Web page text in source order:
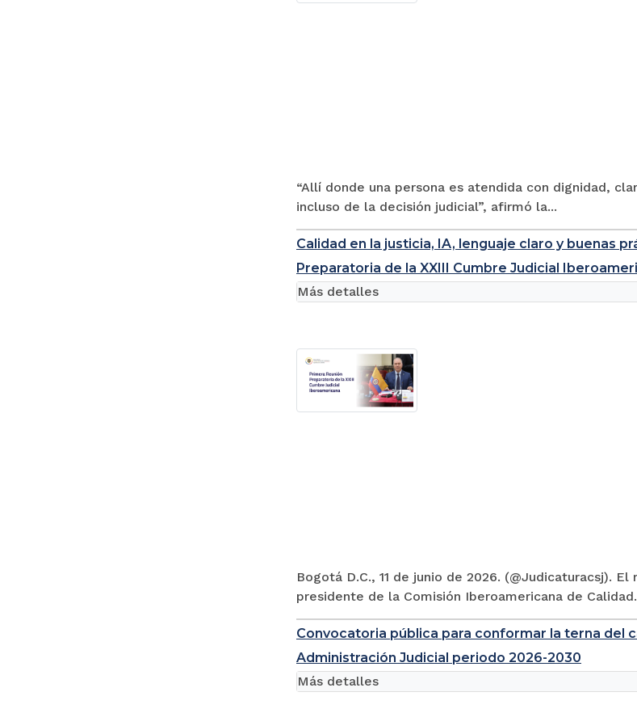
“Allí donde una persona es atendida con dignidad,
incluso de la decisión judicial”, afirmó la...
Calidad en la justicia, IA, lenguaje claro y buenas
Preparatoria de la XXIII Cumbre Judicial
Bogotá D.C., 11 de junio de 2026. (@Judicaturacsj).
presidente de la Comisión Iberoamericana de
Más detalles
Convocatoria pública para conformar la terna del
Administración Judicial periodo 2026-2030
Más detalles